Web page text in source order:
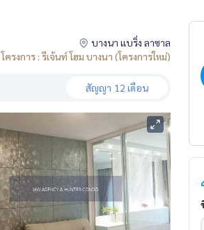
บางนา แบริ่ง ลาซาล
โครงการ : รีเจ้นท์ โฮม บางนา (โครงการใหม่)
สัญญา 12 เดือน